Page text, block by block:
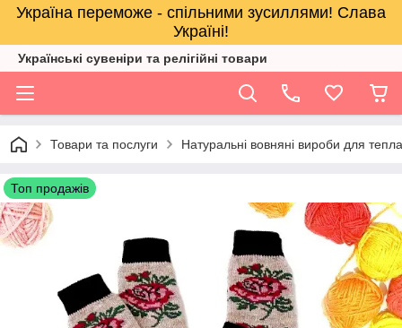
Україна переможе - спільними зусиллями! Слава
Україні!
Українські сувеніри та релігійнi товари
Товари та послуги Натуральні вовняні вироби для
Топ продажів